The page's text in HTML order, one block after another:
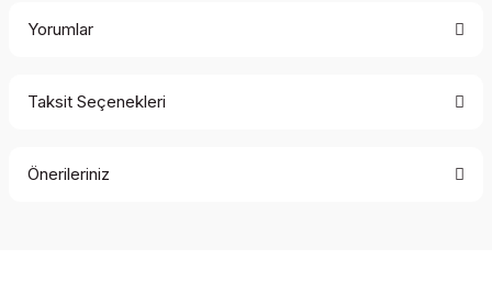
Yorumlar
Taksit Seçenekleri
Önerileriniz